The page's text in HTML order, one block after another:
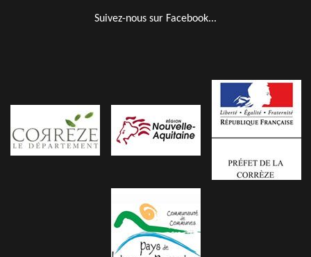
Suivez-nous sur Facebook...